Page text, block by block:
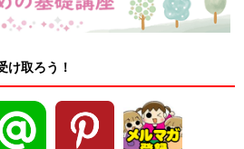
け取ろう！